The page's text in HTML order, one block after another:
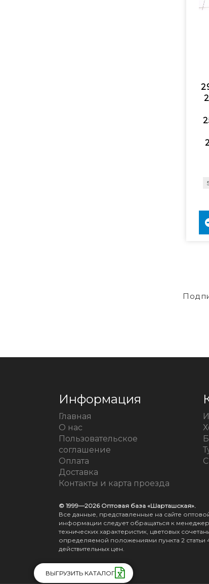
Информация
Главная
О нас
Пользовательское
соглашение
Оплата
Доставка
Контакты и карта проезда
© 1999—2026 Оптовая база «Шарташская».
Все данные, представленные на сайте
информации следует обращаться к
технических характеристик, цветовых
определяемой положениями пункта 2
действительных цен.
ВЫГРУЗИТЬ КАТАЛОГ